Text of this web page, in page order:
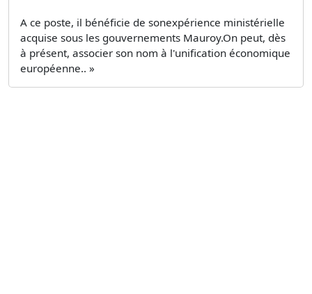
A ce poste, il bénéficie de sonexpérience ministérielle
acquise sous les gouvernements Mauroy.On peut, dès
à présent, associer son nom à l'unification économique
européenne.. »